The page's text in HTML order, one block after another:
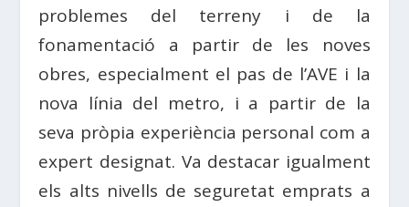
problemes del terreny i de la
fonamentació a partir de les noves
obres, especialment el pas de l’AVE i la
nova línia del metro, i a partir de la
seva pròpia experiència personal com a
expert designat. Va destacar igualment
els alts nivells de seguretat emprats a